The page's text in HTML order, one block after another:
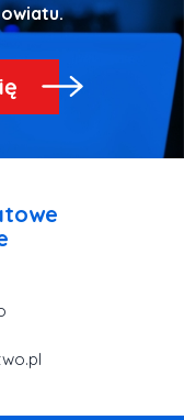
dotyczące naszego powiatu.